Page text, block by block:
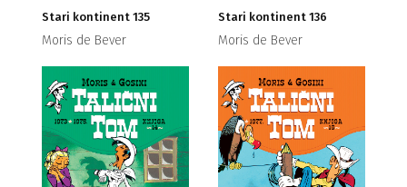
Stari kontinent 135
Moris de Bever
Stari kontinent 136
Moris de Bever